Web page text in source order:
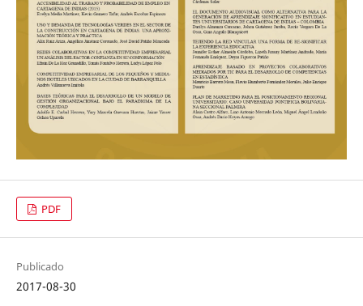
PDF
Publicado
2017-08-30